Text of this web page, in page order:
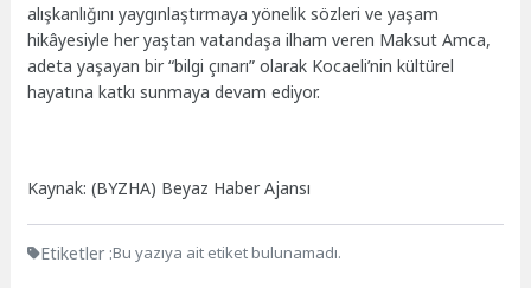
alışkanlığını yaygınlaştırmaya yönelik sözleri ve yaşam
hikâyesiyle her yaştan vatandaşa ilham veren Maksut Amca,
adeta yaşayan bir “bilgi çınarı” olarak Kocaeli’nin kültürel
hayatına katkı sunmaya devam ediyor.
Kaynak: (BYZHA) Beyaz Haber Ajansı
Etiketler :Bu yazıya ait etiket bulunamadı.